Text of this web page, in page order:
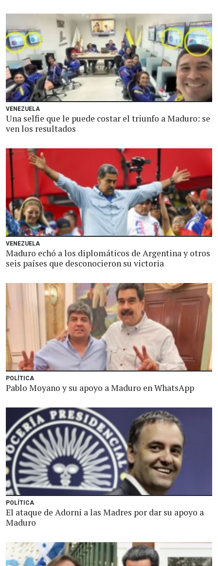
VENEZUELA
Una selfie que le puede costar el triunfo a Maduro: se
ven los resultados
VENEZUELA
Maduro echó a los diplomáticos de Argentina y otros
seis países que desconocieron su victoria
POLÍTICA
Pablo Moyano y su apoyo a Maduro en WhatsApp
POLÍTICA
El ataque de Adorni a las Madres por dar su apoyo a
Maduro